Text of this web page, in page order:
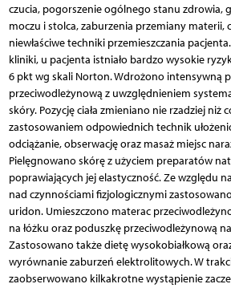
czucia, pogorszenie ogólnego stanu zdrowia,
moczu i stolca, zaburzenia przemiany materii,
niewłaściwe techniki przemieszczania
kliniki, u pacjenta istniało bardzo wysokie
6 pkt wg skali Norton. Wdrożono intensywną
przeciwodleżynową z uwzględnieniem
skóry. Pozycję ciała zmieniano nie rzadziej niż
zastosowaniem odpowiednich technik
odciążanie, obserwację oraz masaż miejsc
Pielęgnowano skórę z użyciem preparatów
poprawiających jej elastyczność. Ze względu
nad czynnościami fizjologicznymi
uridon. Umieszczono materac
na łóżku oraz poduszkę przeciwodleżynową
Zastosowano także dietę wysokobiałkową
wyrównanie zaburzeń elektrolitowych. W
zaobserwowano kilkakrotne wystąpienie